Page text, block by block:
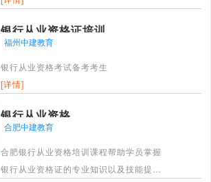
银行从业资格证培训
福州中建教育
银行从业资格考试备考考生
[详情]
银行从业资格
合肥中建教育
合肥银行从业资格培训课程帮助学员掌握
银行从业资格证的专业知识以及技能提